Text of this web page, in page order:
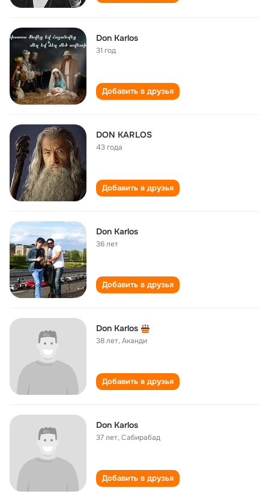
Don Karlos
31 год
Добавить в друзья
DON KARLOS
43 года
Добавить в друзья
Don Karlos
36 лет
Добавить в друзья
Don Karlos
38 лет,Аканди
Добавить в друзья
Don Karlos
37 лет,Сабирабад
Добавить в друзья